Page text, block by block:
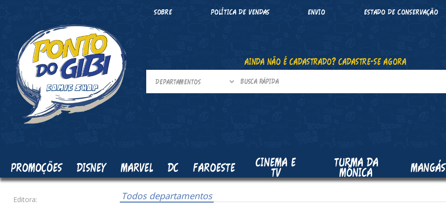
SOBRE POLÍTICA DE VENDAS ENVIO ESTADO DE CONSERVAÇÃO
AINDA NÃO É CADASTRADO? CADASTRE-SE AGORA
PROMOÇÕES DISNEY MARVEL DC FAROESTE CINEMA E
TV
TURMA DA
MÔNICA MANGÁS
Editora:
Todos departamentos